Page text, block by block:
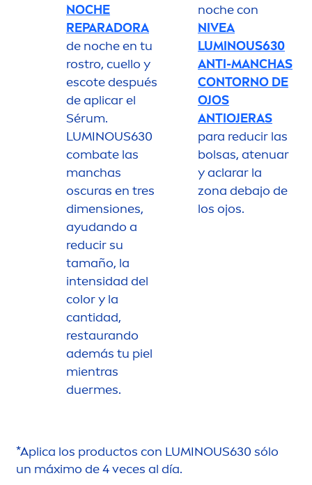
NOCHE
REPARADORA
de noche en tu
rostro, cuello y
escote después
de aplicar el
Sérum.
LUMINOUS630
combate las
manchas
oscuras en tres
dimensiones,
ayudando a
reducir su
tamaño, la
intensidad del
colory la
cantidad,
restaurando
además tu piel
mientras
duermes.
noche con
NIVEA
LUMINOUS630
ANTI-MANCHAS
CONTORNO DE
OJOS
ANTIOJERAS
para reducir las
bolsas, atenuar
y aclarar la
zona debajo de
los ojos.
*Aplica los productos con LUMINOUS630 sólo
un máximo de 4 veces al día.